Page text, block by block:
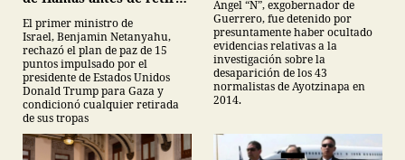
El primer ministro de
Israel, Benjamin Netanyahu,
rechazó el plan de paz de 15
puntos impulsado por el
presidente de Estados Unidos
Donald Trump para Gaza y
condicionó cualquier retirada
de sus tropas
Ayotzinapa
Ángel “N”, exgobernador de
Guerrero, fue detenido por
presuntamente haber ocultado
evidencias relativas a la
investigación sobre la
desaparición de los 43
normalistas de Ayotzinapa en
2014.